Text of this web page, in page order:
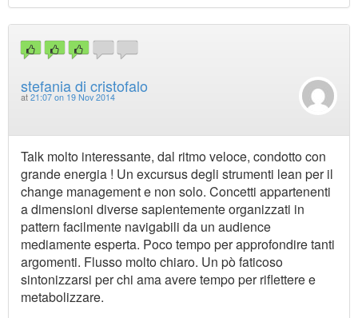
stefania di cristofalo
at 21:07 on 19 Nov 2014
Talk molto interessante, dal ritmo veloce, condotto con
grande energia ! Un excursus degli strumenti lean per il
change management e non solo. Concetti appartenenti
a dimensioni diverse sapientemente organizzati in
pattern facilmente navigabili da un audience
mediamente esperta. Poco tempo per approfondire tanti
argomenti. Flusso molto chiaro. Un pò faticoso
sintonizzarsi per chi ama avere tempo per riflettere e
metabolizzare.